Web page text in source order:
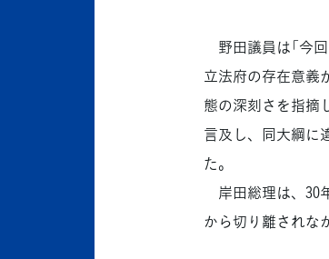
野田議員は「今
立法府の存在意義
態の深刻さを指摘
言及し、同大綱に
た。
岸田総理は、30
から切り離されな